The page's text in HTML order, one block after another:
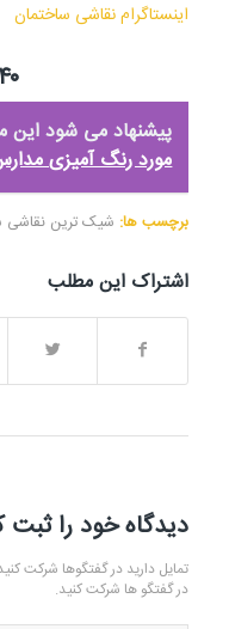
اینستاگرام نقاشی ساختمان
پیشنهاد می شود این
مورد رنگ آمیزی
برچسب ها: شيک ترین نقاشی
اشتراک این مطلب
دیدگاه خود را ثبت
تمایل دارید در گفتگوها شرکت
در گفتگو ها شرکت کنید.